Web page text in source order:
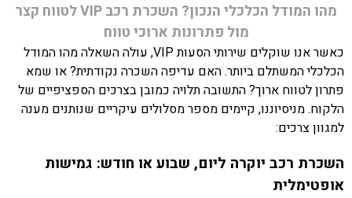
מהו המודל הכלכלי הנכון? השכרת רכב VIP לטווח קצר
מול פתרונות ארוכי טווח
כאשר אנו שוקלים שירותי הסעות VIP, עולה השאלה מהו המודל
הכלכלי המשתלם ביותר. האם עדיפה השכרה נקודתית? או שמא
פתרון לטווח ארוך? התשובה תלויה כמובן בצרכים הספציפיים של
הלקוח. מניסיוננו, קיימים מספר מסלולים עיקריים שנותנים מענה
למגוון צרכים:
השכרת רכב יוקרה ליום, שבוע או חודש: גמישות
אופטימלית